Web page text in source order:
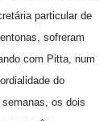
particular de
sofreram
com Pitta, num
do
semanas, os dois